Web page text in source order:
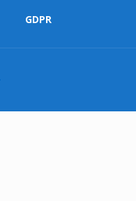
GDPR